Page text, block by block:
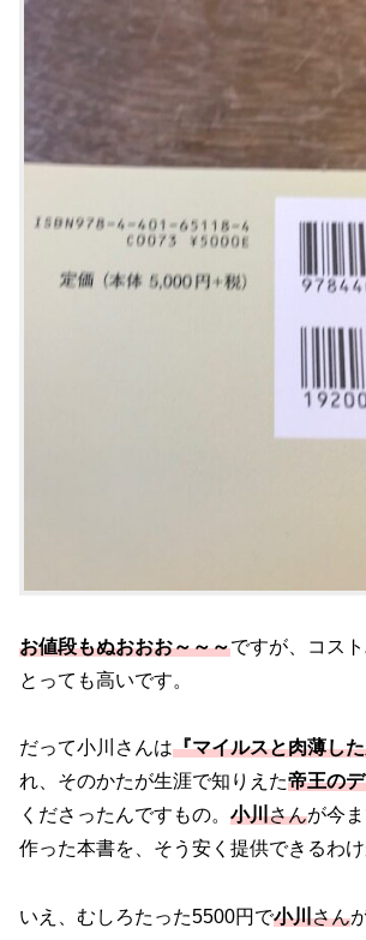
お値段もぬおおお～～～ですが、コス
とっても高いです。
だって小川さんは『マイルスと肉薄し
れ、そのかたが生涯で知りえた帝王の
くださったんですもの。 小川さんが今
作った本書を、そう安く提供できるわけ
いえ、むしろたった5500円で小川さん